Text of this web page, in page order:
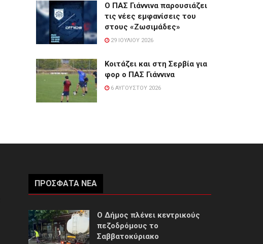
Ο ΠΑΣ Γιάννινα παρουσιάζει
τις νέες εμφανίσεις του
στους «Ζωσιμάδες»
29 ΙΟΥΛΊΟΥ 2026
Κοιτάζει και στη Σερβία για
φορ ο ΠΑΣ Γιάννινα
6 ΑΥΓΟΎΣΤΟΥ 2026
ΠΡΌΣΦΑΤΑ ΝΈΑ
Ο Δήμος πλένει κεντρικούς
πεζοδρόμους το
Σαββατοκύριακο